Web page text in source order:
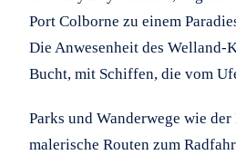
Port Colborne zu einem
Die Anwesenheit des Welland-
Bucht, mit Schiffen, die vom
Parks und Wanderwege wie
malerische Routen zum